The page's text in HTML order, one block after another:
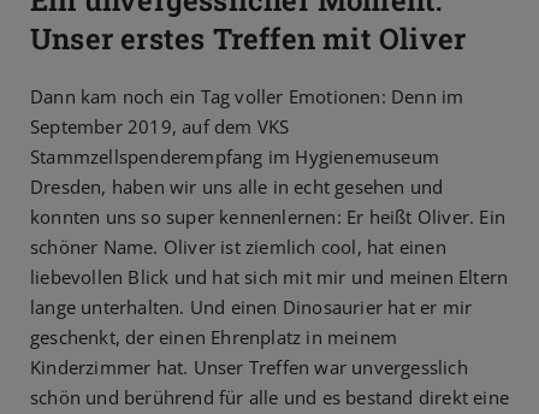
Unser erstes Treffen mit Oliver
Dann kam noch ein Tag voller Emotionen: Denn im
September 2019, auf dem VKS
Stammzellspenderempfang im Hygienemuseum
Dresden, haben wir uns alle in echt gesehen und
konnten uns so super kennenlernen: Er heißt Oliver. Ein
schöner Name. Oliver ist ziemlich cool, hat einen
liebevollen Blick und hat sich mit mir und meinen Eltern
lange unterhalten. Und einen Dinosaurier hat er mir
geschenkt, der einen Ehrenplatz in meinem
Kinderzimmer hat. Unser Treffen war unvergesslich
schön und berührend für alle und es bestand direkt eine